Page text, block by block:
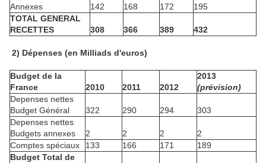
Annexes
142 168 172
195
TOTAL GENERAL
RECETTES
308 366 389 432
2) Dépenses (en Milliads d'euros)
Budget de la
France
2010 2011 2012
2013
(prévision)
Depenses nettes
Budget Général
322 290 294
303
Depenses nettes
Budgets annexes
2 2 2
2
Comptes spéciaux
133 166 171
189
Budget Total de